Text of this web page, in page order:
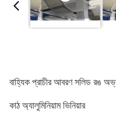
বাহ্যিক প্রাচীর আবরণ সলিড রঙ
কাঠ অ্যালুমিনিয়াম ভিনিয়ার